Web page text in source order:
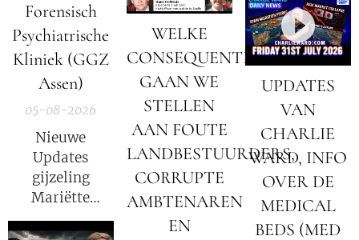
Forensisch
Psychiatrische
Kliniek (GGZ
Assen)
05-08-2026
Nieuwe
Updates
gijzeling
Mariëtte
Groothoff.
WELKE
CONSEQUENTIES
GAAN WE
STELLEN
AAN FOUTE
LANDBESTUURDERS,
CORRUPTE
AMBTENAREN
EN
UPDATES
VAN
CHARLIE
WARD, INFO
OVER DE
MEDICAL
BEDS (MED